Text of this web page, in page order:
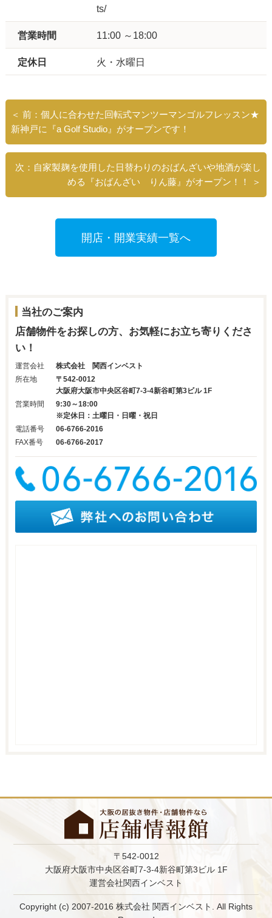
ts/
営業時間 11:00 ～18:00
定休日 火・水曜日
＜ 前：個人に合わせた回転式マンツーマンゴルフレッスン★
新神戸に『a Golf Studio』がオープンです！
次：自家製麹を使用した日替わりのおばんざいや地酒が楽し
める『おばんざい りん藤』がオープン！！ ＞
開店・開業実績一覧へ
当社のご案内
店舗物件をお探しの方、お気軽にお立ち寄りくださ
い！
運営会社
株式会社 関西インベスト
所在地
〒542-0012
大阪府大阪市中央区谷町7-3-4新谷町第3ビル 1F
営業時間
9:30～18:00
※定休日：土曜日・日曜・祝日
電話番号
06-6766-2016
FAX番号
06-6766-2017
〒542-0012
大阪府大阪市中央区谷町7-3-4新谷町第3ビル 1F
運営会社関西インベスト
Copyright (c) 2007-2016 株式会社 関西インベスト. All Rights